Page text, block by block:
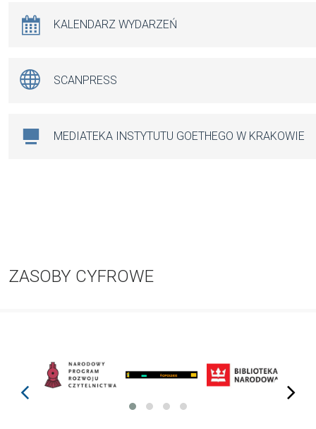
KALENDARZ WYDARZEŃ
SCANPRESS
MEDIATEKA INSTYTUTU GOETHEGO W KRAKOWIE
ZASOBY CYFROWE
prev next